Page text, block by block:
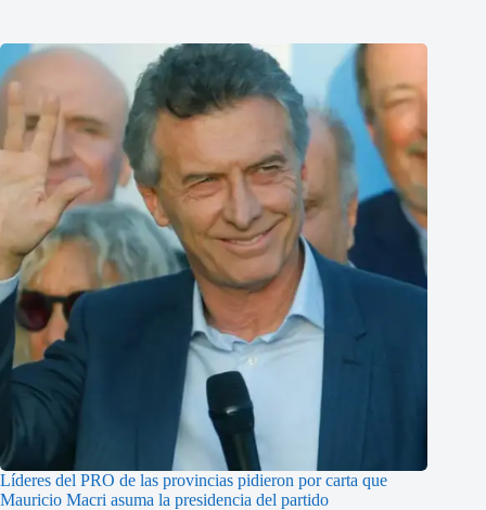
Líderes del PRO de las provincias pidieron por carta que
Mauricio Macri asuma la presidencia del partido